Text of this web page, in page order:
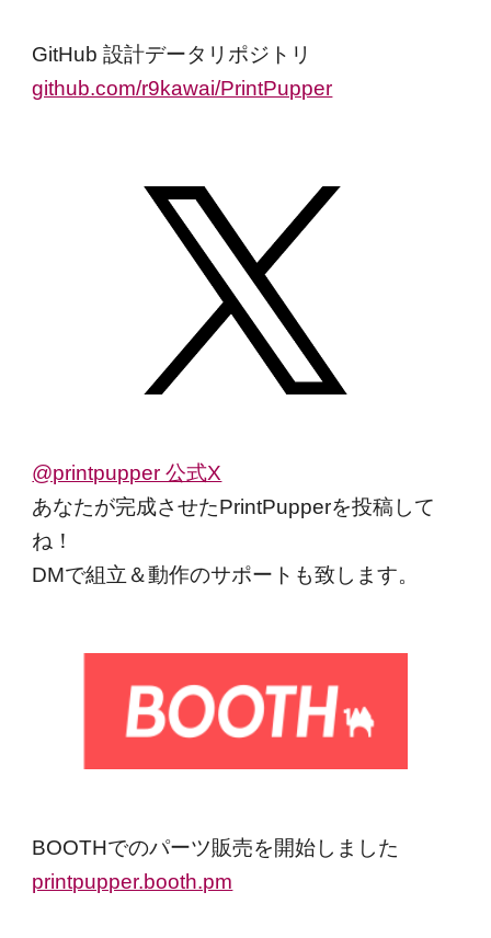
GitHub 設計データリポジトリ
github.com/r9kawai/PrintPupper
@printpupper 公式X
あなたが完成させたPrintPupperを投稿して
ね！
DMで組立＆動作のサポートも致します。
BOOTHでのパーツ販売を開始しました
printpupper.booth.pm